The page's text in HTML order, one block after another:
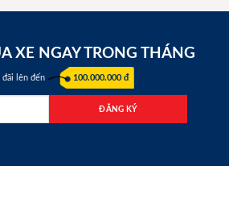
XE NGAY TRONG THÁNG
lên đến 100.000.000 đ